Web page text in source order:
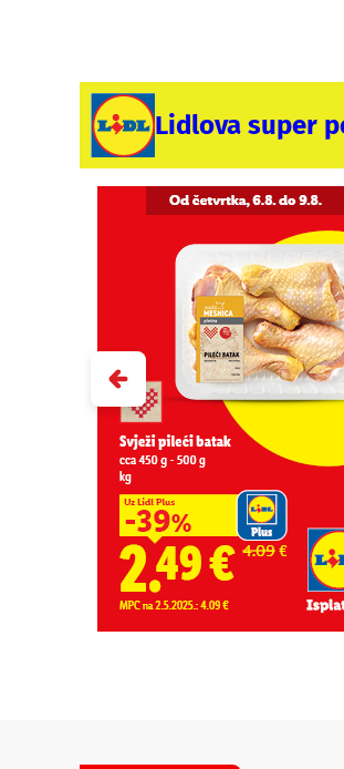
Lidlova super